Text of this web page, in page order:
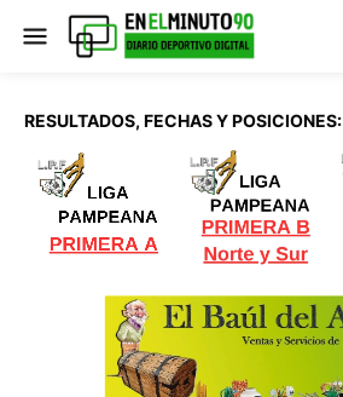
RESULTADOS, FECHAS Y POSICIONES: